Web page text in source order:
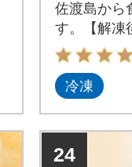
佐渡島から
す。【解凍
し上がりい
冷凍
24